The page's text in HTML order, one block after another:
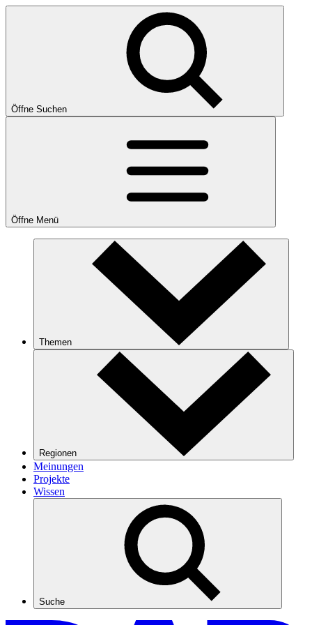
Öffne Suchen
Öffne Menü
Themen
Regionen
Meinungen
Projekte
Wissen
Suche